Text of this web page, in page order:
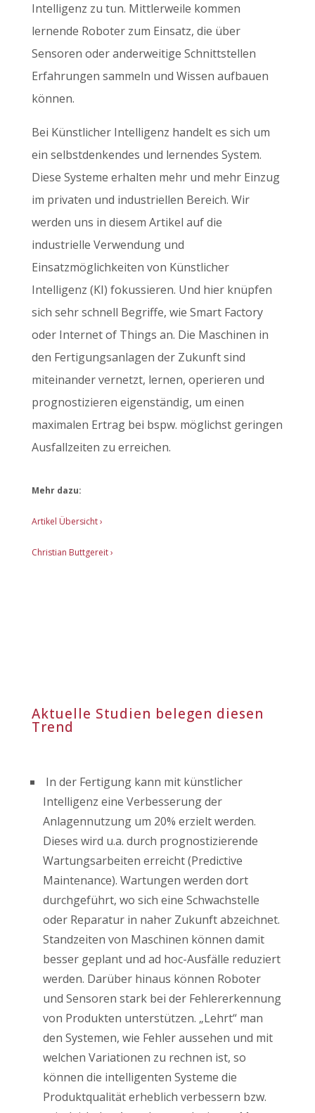
Intelligenz zu tun. Mittlerweile kommen
lernende Roboter zum Einsatz, die über
Sensoren oder anderweitige Schnittstellen
Erfahrungen sammeln und Wissen aufbauen
können.
Bei Künstlicher Intelligenz handelt es sich um
ein selbstdenkendes und lernendes System.
Diese Systeme erhalten mehr und mehr Einzug
im privaten und industriellen Bereich. Wir
werden uns in diesem Artikel auf die
industrielle Verwendung und
Einsatzmöglichkeiten von Künstlicher
Intelligenz (KI) fokussieren. Und hier knüpfen
sich sehr schnell Begriffe, wie Smart Factory
oder Internet of Things an. Die Maschinen in
den Fertigungsanlagen der Zukunft sind
miteinander vernetzt, lernen, operieren und
prognostizieren eigenständig, um einen
maximalen Ertrag bei bspw. möglichst geringen
Ausfallzeiten zu erreichen.
Mehr dazu:
Artikel Übersicht ›
Christian Buttgereit ›
Aktuelle Studien belegen diesen
Trend
In der Fertigung kann mit künstlicher
Intelligenz eine Verbesserung der
Anlagennutzung um 20% erzielt werden.
Dieses wird u.a. durch prognostizierende
Wartungsarbeiten erreicht (Predictive
Maintenance). Wartungen werden dort
durchgeführt, wo sich eine Schwachstelle
oder Reparatur in naher Zukunft abzeichnet.
Standzeiten von Maschinen können damit
besser geplant und ad hoc-Ausfälle reduziert
werden. Darüber hinaus können Roboter
und Sensoren stark bei der Fehlererkennung
von Produkten unterstützen. „Lehrt“ man
den Systemen, wie Fehler aussehen und mit
welchen Variationen zu rechnen ist, so
können die intelligenten Systeme die
Produktqualität erheblich verbessern bzw.